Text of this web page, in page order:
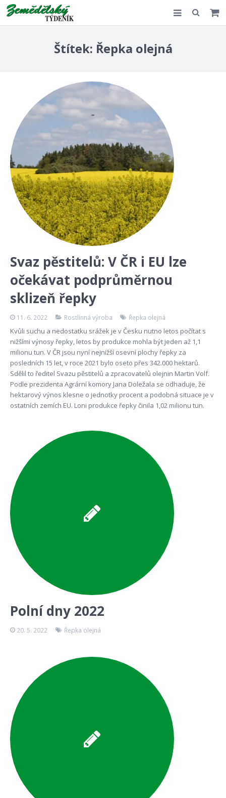
Kontakt
Štítek: Řepka olejná
Svaz pěstitelů: V ČR i EU lze
očekávat podprůměrnou
sklizeň řepky
11. 6. 2022 Rostlinná výroba Řepka olejná
Kvůli suchu a nedostatku srážek je v Česku nutno letos počítat s
nižšími výnosy řepky, letos by produkce mohla být jeden až 1,1
milionu tun. V ČR jsou nyní nejnižší osevní plochy řepky za
posledních 15 let, v roce 2021 bylo oseto přes 342.000 hektarů.
Sdělil to ředitel Svazu pěstitelů a zpracovatelů olejnin Martin Volf.
Podle prezidenta Agrární komory Jana Doležala se odhaduje, že
hektarový výnos klesne o jednotky procent a podobná situace je v
ostatních zemích EU. Loni produkce řepky činila 1,02 milionu tun.
Polní dny 2022
20. 5. 2022 Řepka olejná